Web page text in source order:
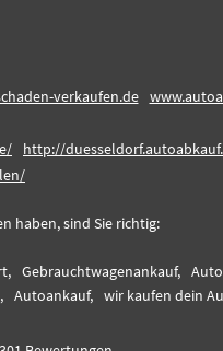
verkaufen.de
http://
haben, sind Sie richtig:
Gebrauchtwagenankauf,
Autoankauf, wir kaufen dein